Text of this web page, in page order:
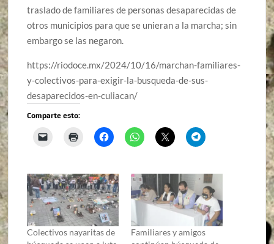
traslado de familiares de personas desaparecidas de
otros municipios para que se unieran a la marcha; sin
embargo se las negaron.
https://riodoce.mx/2024/10/16/marchan-familiares-
y-colectivos-para-exigir-la-busqueda-de-sus-
desaparecidos-en-culiacan/
Comparte esto:
Colectivos nayaritas de
Familiares y amigos